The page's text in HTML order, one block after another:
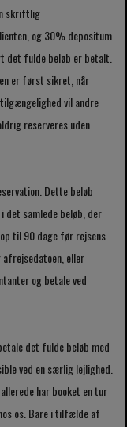
skriftlig
og 30% depositum
det fulde beløb er betalt.
er først sikret, når
vil andre
reserveres uden
Dette beløb
det samlede beløb, der
til 90 dage før rejsens
eller
og betale ved
det fulde beløb med
ved en særlig lejlighed.
har booket en tur
os. Bare i tilfælde af